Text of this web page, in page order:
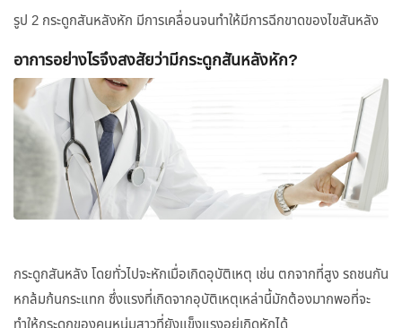
รูป 2 กระดูกสันหลังหัก มีการเคลื่อนจนทำให้มีการฉีกขาดของไขสันหลัง
อาการอย่างไรจึงสงสัยว่ามีกระดูกสันหลังหัก?
กระดูกสันหลัง โดยทั่วไปจะหักเมื่อเกิดอุบัติเหตุ เช่น ตกจากที่สูง รถชนกัน
หกล้มก้นกระแทก ซึ่งแรงที่เกิดจากอุบัติเหตุเหล่านี้มักต้องมากพอที่จะ